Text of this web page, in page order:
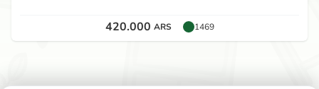
420.000 ARS 1469